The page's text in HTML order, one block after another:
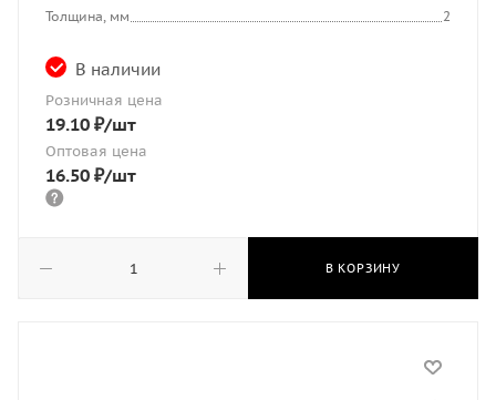
Толщина, мм
2
В наличии
Розничная цена
19.10 ₽/шт
Оптовая цена
16.50 ₽/шт
В КОРЗИНУ